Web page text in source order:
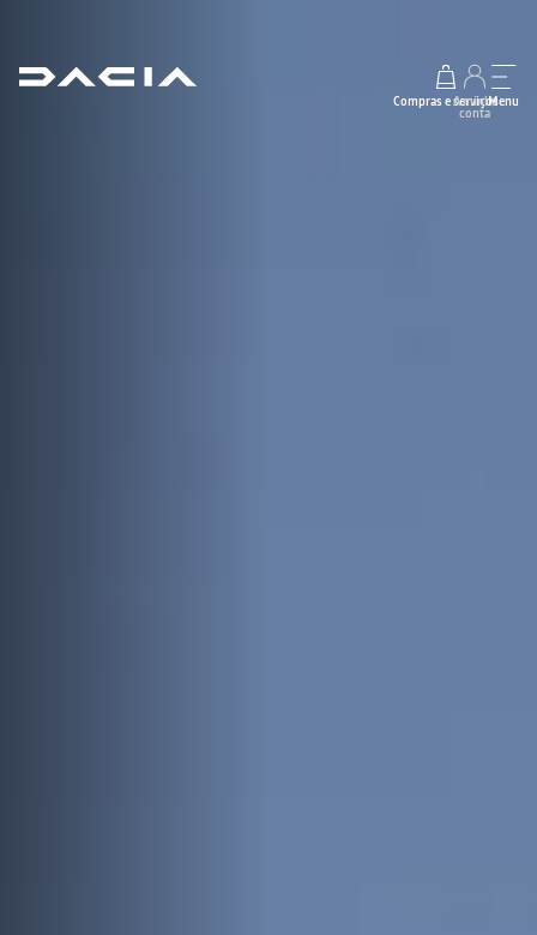
Compras e serviços
A minha
conta
Menu